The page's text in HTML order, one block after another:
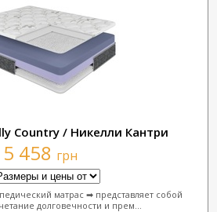
Country / Никелли Кантри
5 458 грн
матрас ➡ представляет собой
долговечности и прем...